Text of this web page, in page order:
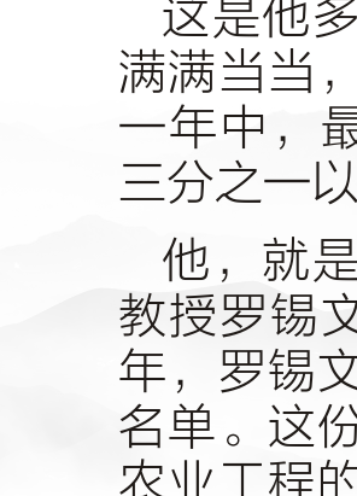
这是他
满满当当
一年中，
三分之一
他，就
教授罗锡
年，罗锡
名单。这
农业工程